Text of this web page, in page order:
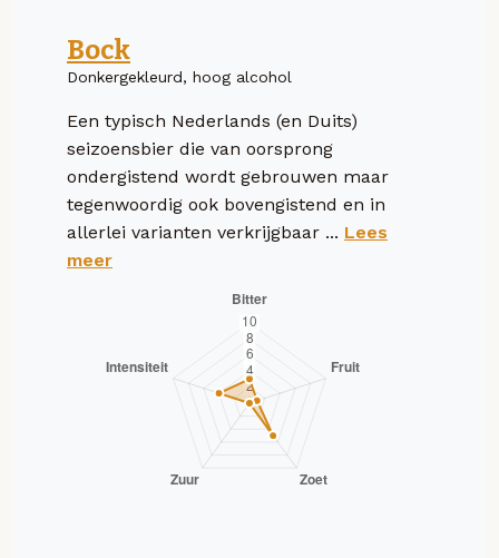
Bock
Donkergekleurd, hoog alcohol
Een typisch Nederlands (en Duits)
seizoensbier die van oorsprong
ondergistend wordt gebrouwen maar
tegenwoordig ook bovengistend en in
allerlei varianten verkrijgbaar ... Lees
meer